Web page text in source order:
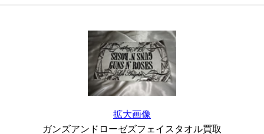
拡大画像
ガンズアンドローゼズフェイスタオル買取